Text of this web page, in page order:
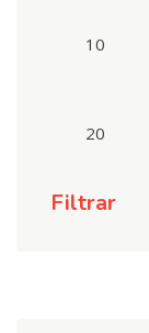
mínimo
máximo
Filtrar